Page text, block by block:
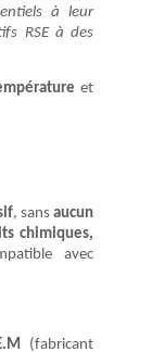
à leur
RSE à des
et
, sansaucun
chimiques,
avec
(fabricant